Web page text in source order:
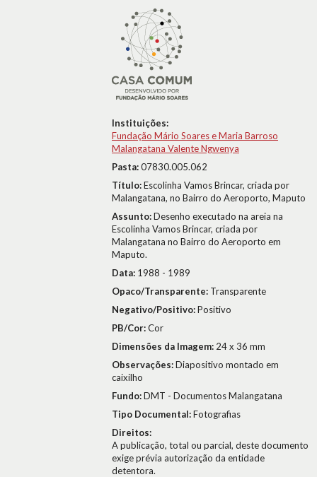
Instituições:
Fundação Mário Soares e Maria Barroso
Malangatana Valente Ngwenya
Pasta:07830.005.062
Título:Escolinha Vamos Brincar, criada por
Malangatana, no Bairro do Aeroporto, Maputo
Assunto:Desenho executado na areia na
Escolinha Vamos Brincar, criada por
Malangatana no Bairro do Aeroporto em
Maputo.
Data: 1988 - 1989
Opaco/Transparente: Transparente
Negativo/Positivo:Positivo
PB/Cor:Cor
Dimensões da Imagem: 24 x 36 mm
Observações:Diapositivo montado em
caixilho
Fundo:DMT - Documentos Malangatana
Tipo Documental:Fotografias
Direitos:
A publicação, total ou parcial, deste documento
exige prévia autorização da entidade
detentora.